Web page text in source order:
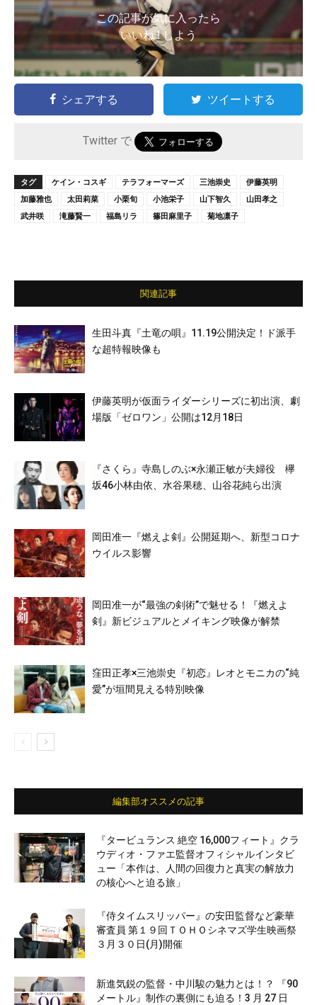
この記事が気に入ったら
いいね ! しよう
シェアする ツイートする
Twitter で
タグ ケイン・コスギ テラフォーマーズ 三池崇史
伊藤英明
加藤雅也
太田莉菜 小栗旬 小池栄子 山下智久
山田孝之
武井咲
滝藤賢一 福島リラ 篠田麻里子 菊地凛子
関連記事
生田斗真『土竜の唄』11.19公開決定！ド派手
な超特報映像も
伊藤英明が仮面ライダーシリーズに初出演、劇
場版「ゼロワン」公開は12月18日
『さくら』寺島しのぶ×永瀬正敏が夫婦役 欅
坂46小林由依、水谷果穂、山谷花純ら出演
岡田准一『燃えよ剣』公開延期へ、新型コロナ
ウイルス影響
岡田准一が“最強の剣術”で魅せる！『燃えよ
剣』新ビジュアルとメイキング映像が解禁
窪田正孝×三池崇史『初恋』レオとモニカの“純
愛”が垣間見える特別映像
編集部オススメの記事
『タービュランス 絶空 16,000フィート』クラ
ウディオ・ファエ監督オフィシャルインタビ
ュー「本作は、人間の回復力と真実の解放力
の核心へと迫る旅」
『侍タイムスリッパー』の安田監督など豪華
審査員 第１９回ＴＯＨＯシネマズ学生映画祭
３月３０日(月)開催
新進気鋭の監督・中川駿の魅力とは！？ 『90
メートル』制作の裏側にも迫る！3 月 27 日